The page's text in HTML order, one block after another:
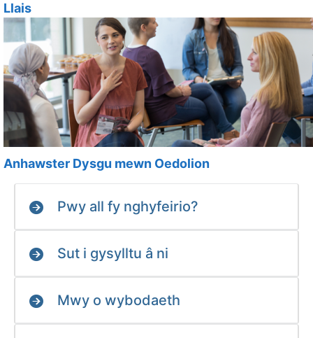
Llais
Anhawster Dysgu mewn Oedolion
Pwy all fy nghyfeirio?
Sut i gysylltu â ni
Mwy o wybodaeth